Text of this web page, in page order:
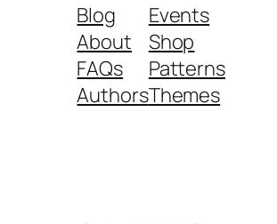
Blog
About
FAQs
Authors
Events
Shop
Patterns
Themes